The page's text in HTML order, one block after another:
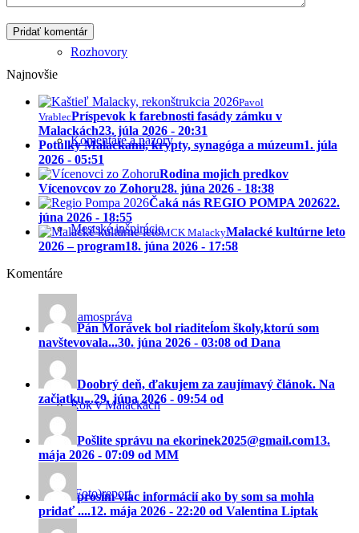
Rozhovory
Komentáre a názory
Mestské inšpirácie
Samospráva
Rok v Malackách
(Foto)report
Najnovšie
Pavol
VrablecPríspevok k farebnosti fasády zámku v
Malackách23. júla 2026 - 20:31
Potulky Malackami, krypty, synagóga a múzeum1. júla
2026 - 05:51
Rodina mojich predkov
Vícenovcov zo Zohoru28. júna 2026 - 18:38
Čaká nás REGIO POMPA 202622.
júna 2026 - 18:55
MCK MalackyMalacké kultúrne leto
2026 – program18. júna 2026 - 17:58
Komentáre
Pán Morávek bol riaditeĺom školy,ktorú som
navštevovala...30. júna 2026 - 03:08 od Dana
Doobrý deň, ďakujem za zaujímavý článok. Na
začiatku...29. júna 2026 - 09:54 od
Pošlite správu na ekorinek2025@gmail.com13.
mája 2026 - 07:09 od MM
prosím viac informácií ako by som sa mohla
pridať ....12. mája 2026 - 22:20 od Valentina Liptak